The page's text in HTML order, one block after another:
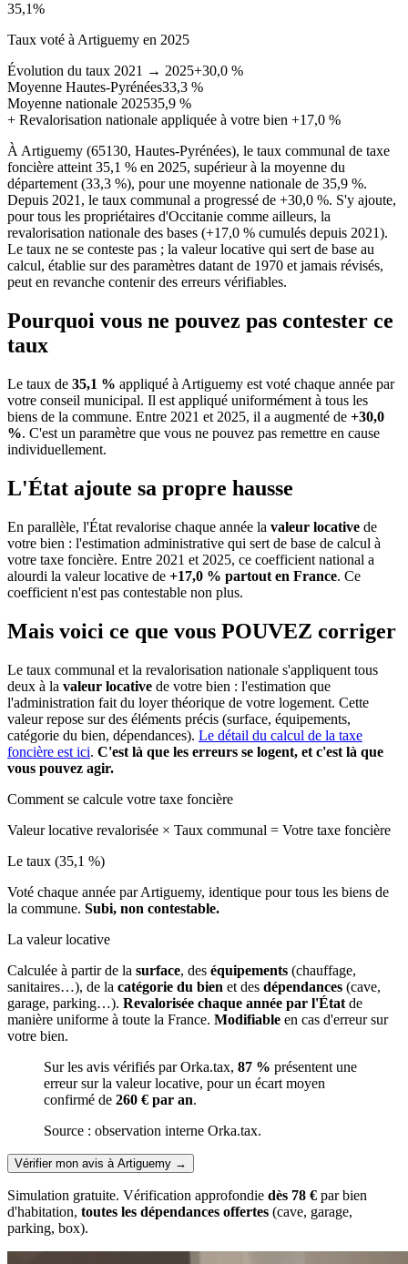
35,1%
Taux voté à Artiguemy en 2025
Évolution du taux 2021 → 2025+30,0 %
Moyenne Hautes-Pyrénées33,3 %
Moyenne nationale 202535,9 %
+ Revalorisation nationale appliquée à votre bien +17,0 %
À Artiguemy (65130, Hautes-Pyrénées), le taux communal de taxe
foncière atteint 35,1 % en 2025, supérieur à la moyenne du
département (33,3 %), pour une moyenne nationale de 35,9 %.
Depuis 2021, le taux communal a progressé de +30,0 %. S'y ajoute,
pour tous les propriétaires d'Occitanie comme ailleurs, la
revalorisation nationale des bases (+17,0 % cumulés depuis 2021).
Le taux ne se conteste pas ; la valeur locative qui sert de base au
calcul, établie sur des paramètres datant de 1970 et jamais révisés,
peut en revanche contenir des erreurs vérifiables.
Pourquoi vous ne pouvez pas contester ce
taux
Le taux de 35,1 % appliqué à Artiguemy est voté chaque année par
votre conseil municipal. Il est appliqué uniformément à tous les
biens de la commune. Entre 2021 et 2025, il a augmenté de +30,0
%. C'est un paramètre que vous ne pouvez pas remettre en cause
individuellement.
L'État ajoute sa propre hausse
En parallèle, l'État revalorise chaque année la valeur locative de
votre bien : l'estimation administrative qui sert de base de calcul à
votre taxe foncière. Entre 2021 et 2025, ce coefficient national a
alourdi la valeur locative de +17,0 % partout en France. Ce
coefficient n'est pas contestable non plus.
Mais voici ce que vous POUVEZ corriger
Le taux communal et la revalorisation nationale s'appliquent tous
deux à la valeur locative de votre bien : l'estimation que
l'administration fait du loyer théorique de votre logement. Cette
valeur repose sur des éléments précis (surface, équipements,
catégorie du bien, dépendances). Le détail du calcul de la taxe
foncière est ici. C'est là que les erreurs se logent, et c'est là que
vous pouvez agir.
Comment se calcule votre taxe foncière
Valeur locative revalorisée × Taux communal = Votre taxe foncière
Le taux (35,1 %)
Voté chaque année par Artiguemy, identique pour tous les biens de
la commune. Subi, non contestable.
La valeur locative
Calculée à partir de la surface, des équipements (chauffage,
sanitaires…), de la catégorie du bien et des dépendances (cave,
garage, parking…). Revalorisée chaque année par l'État de
manière uniforme à toute la France. Modifiable en cas d'erreur sur
votre bien.
Sur les avis vérifiés par Orka.tax, 87 % présentent une
erreur sur la valeur locative, pour un écart moyen
confirmé de 260 € par an.
Source : observation interne Orka.tax.
Vérifier mon avis à Artiguemy →
Simulation gratuite. Vérification approfondie dès 78 € par bien
d'habitation, toutes les dépendances offertes (cave, garage,
parking, box).